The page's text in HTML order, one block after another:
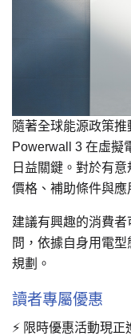
隨著全球能源政策推
Powerwall 3 在虛擬
日益關鍵。對於有
價格、補助條件與應
建議有興趣的消費
問，依據自身用電
規劃。
讀者專屬優惠
⚡ 限時優惠活動現